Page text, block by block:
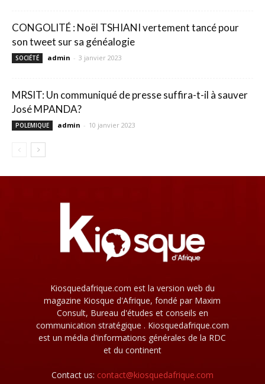
CONGOLITÉ : Noël TSHIANI vertement tancé pour
son tweet sur sa généalogie
SOCIÉTÉ admin - 3 janvier 2023
MRSIT: Un communiqué de presse suffira-t-il à sauver
José MPANDA?
POLEMIQUE admin - 10 janvier 2023
Kiosquedafrique.com est la version web du
magazine Kiosque d'Afrique, fondé par Maxim
Consult, Bureau d'études et conseils en
communication stratégique . Kiosquedafrique.com
est un média d'informations générales de la RDC
et du continent
Contact us: contact@kiosquedafrique.com